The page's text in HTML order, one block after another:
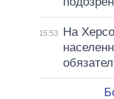
15:53
На